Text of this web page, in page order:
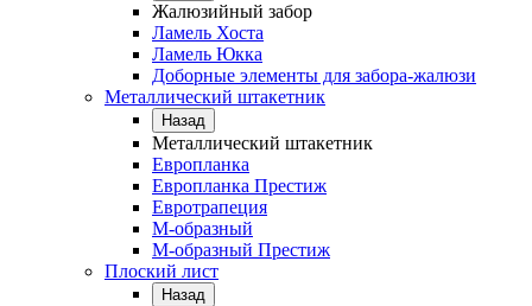
Жалюзийный забор
Ламель Хоста
Ламель Юкка
Доборные элементы для забора-жалюзи
Металлический штакетник
Назад
Металлический штакетник
Европланка
Европланка Престиж
Евротрапеция
М-образный
М-образный Престиж
Плоский лист
Назад